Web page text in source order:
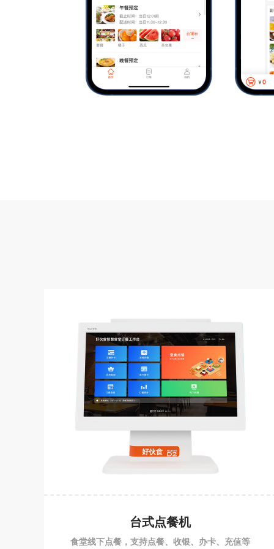
台式点餐机
食堂线下点餐，支持点餐、收银、办卡、充值等